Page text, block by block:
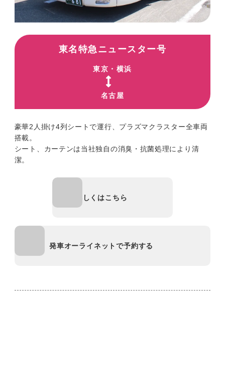
東名特急ニュースター号
東京・横浜
名古屋
豪華2人掛け4列シートで運行、プラズマクラスター全車両
搭載。
シート、カーテンは当社独自の消臭・抗菌処理により清
潔。
詳しくはこちら
発車オーライネットで予約する